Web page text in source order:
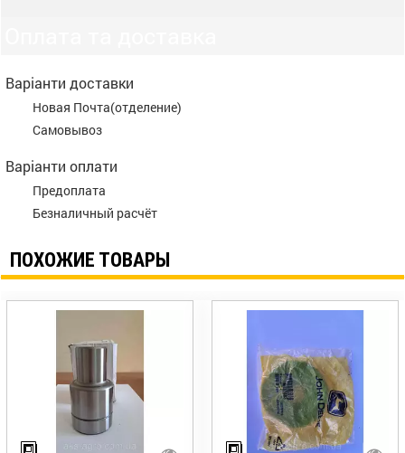
Варіанти доставки
Новая Почта(отделение)
Самовывоз
Варіанти оплати
Предоплата
Безналичный расчёт
ПОХОЖИЕ ТОВАРЫ